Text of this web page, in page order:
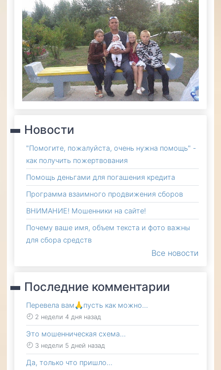
Новости
"Помогите, пожалуйста, очень нужна помощь" -
как получить пожертвования
Помощь деньгами для погашения кредита
Программа взаимного продвижения сборов
ВНИМАНИЕ! Мошенники на сайте!
Почему ваше имя, объем текста и фото важны
для сбора средств
Все новости
Последние комментарии
Перевела вам🙏пусть как можно…
2 недели 4 дня назад
Это мошенническая схема…
3 недели 5 дней назад
Да, только что пришло…